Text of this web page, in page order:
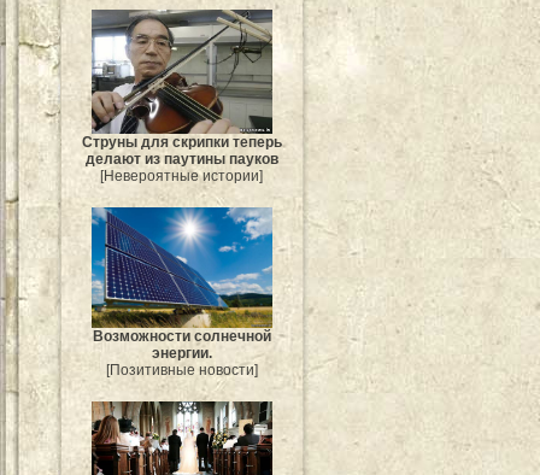
Струны для скрипки теперь
делают из паутины пауков
[Невероятные истории]
Возможности солнечной
энергии.
[Позитивные новости]